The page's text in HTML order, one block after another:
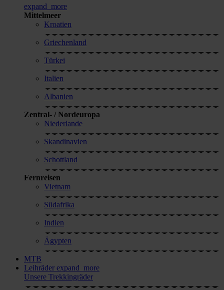
expand_more
Mittelmeer
Kroatien
Griechenland
Türkei
Italien
Albanien
Zentral- / Nordeuropa
Niederlande
Skandinavien
Schottland
Fernreisen
Vietnam
Südafrika
Indien
Ägypten
MTB
Leihräder expand_more
Unsere Trekkingräder